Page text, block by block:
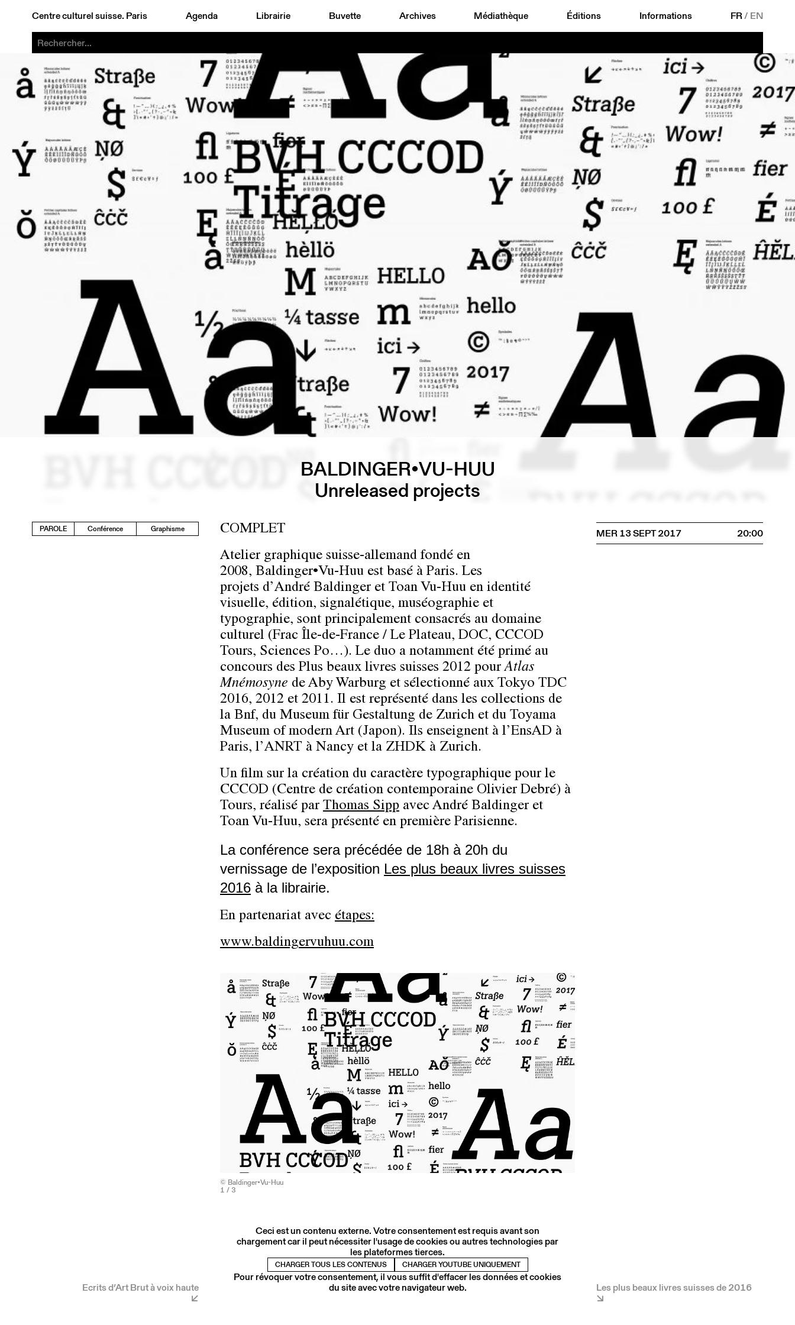
Centre culturel suisse. Paris Agenda Librairie Buvette Archives Médiathèque Éditions Informations FR/ EN
BALDINGER•VU-HUU
Unreleased projects
PAROLE Conférence Graphisme
Ecrits d’Art Brut à voix haute
COMPLET
Atelier graphique suisse-allemand fondé en
2008, Baldinger•Vu-Huu est basé à Paris. Les
projets d’André Baldinger et Toan Vu-Huu en identité
visuelle, édition, signalétique, muséographie et
typographie, sont principalement consacrés au domaine
culturel (Frac Île-de-France / Le Plateau, DOC, CCCOD
Tours, Sciences Po…). Le duo a notamment été primé au
concours des Plus beaux livres suisses 2012 pourAtlas
Mnémosyne de Aby Warburg et sélectionné aux Tokyo TDC
2016, 2012 et 2011. Il est représenté dans les collections de
la Bnf, du Museum für Gestaltung de Zurich et du Toyama
Museum of modern Art (Japon). Ils enseignent à l’EnsAD à
Paris, l’ANRT à Nancy et la ZHDK à Zurich.
Un film sur la création du caractère typographique pour le
CCCOD (Centre de création contemporaine Olivier Debré) à
Tours, réalisé par Thomas Sipp avec André Baldinger et
Toan Vu-Huu, sera présenté en première Parisienne.
La conférence sera précédée de 18h à 20h du
vernissage de l’exposition Les plus beaux livres suisses
2016 à la librairie.
En partenariat avec étapes:
www.baldingervuhuu.com
© Baldinger•Vu-Huu
1 / 3
Ceci est un contenu externe. Votre consentement est requis avant son
chargement car il peut nécessiter l'usage de cookies ou autres technologies par
les plateformes tierces.
CHARGER TOUS LES CONTENUS CHARGER YOUTUBE UNIQUEMENT
Pour révoquer votre consentement, il vous suffit d'effacer les données et cookies
du site avec votre navigateur web.
MER 13 SEPT 2017 20:00
Les plus beaux livres suisses de 2016